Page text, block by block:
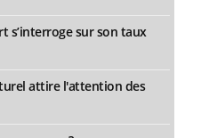
s’interroge sur son taux
attire l'attention des